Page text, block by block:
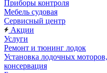
Приборы контроля
Мебель судовая
Сервисный центр
Акции
Услуги
Ремонт и тюнинг лодок
Установка лодочных
консервация